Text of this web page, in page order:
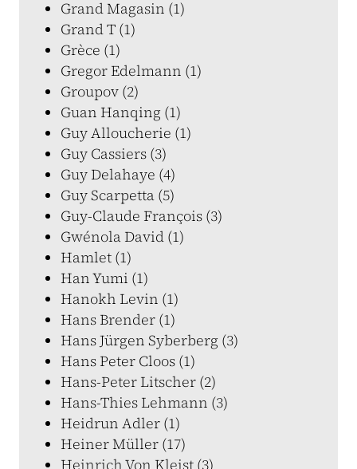
Grand Magasin (1)
Grand T (1)
Grèce (1)
Gregor Edelmann (1)
Groupov (2)
Guan Hanqing (1)
Guy Alloucherie (1)
Guy Cassiers (3)
Guy Delahaye (4)
Guy Scarpetta (5)
Guy-Claude François (3)
Gwénola David (1)
Hamlet (1)
Han Yumi (1)
Hanokh Levin (1)
Hans Brender (1)
Hans Jürgen Syberberg (3)
Hans Peter Cloos (1)
Hans-Peter Litscher (2)
Hans-Thies Lehmann (3)
Heidrun Adler (1)
Heiner Müller (17)
Heinrich Von Kleist (3)